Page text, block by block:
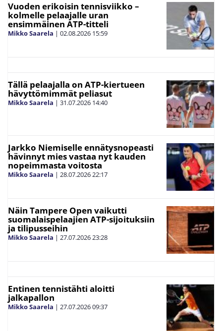
Vuoden erikoisin tennisviikko –
kolmelle pelaajalle uran
ensimmäinen ATP-titteli
Mikko Saarela | 02.08.2026 15:59
Tällä pelaajalla on ATP-kiertueen
hävyttömimmät peliasut
Mikko Saarela | 31.07.2026 14:40
Jarkko Niemiselle ennätysnopeasti
hävinnyt mies vastaa nyt kauden
nopeimmasta voitosta
Mikko Saarela | 28.07.202622:17
Näin Tampere Open vaikutti
suomalaispelaajien ATP-sijoituksiin
ja tilipusseihin
Mikko Saarela | 27.07.202623:28
Entinen tennistähti aloitti
jalkapallon
Mikko Saarela | 27.07.202609:37